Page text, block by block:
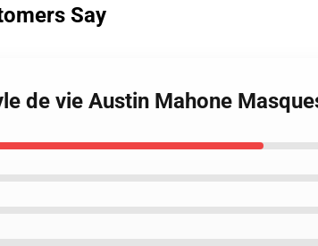
Say
de vie Austin Mahone